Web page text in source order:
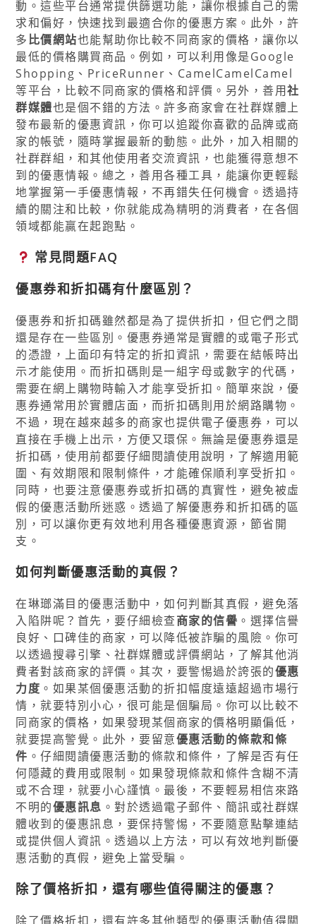
動。這些平台通常提供篩選功能，讓你根據自己的需
求和偏好，快速找到最適合你的優惠方案。此外，許
多比價網站也能幫助你比較不同商家的價格，讓你以
最低的價格購買商品。例如，可以利用像是Google
Shopping、PriceRunner、CamelCamelCamel
等平台，比較不同商家的價格和評價。另外，善用社
群媒體也是個不錯的方法。許多商家會在社群媒體上
發布最新的優惠資訊，你可以追蹤你喜歡的品牌或商
家的帳號，隨時掌握最新的動態。此外，加入相關的
社群群組，和其他使用者交流資訊，也能獲得意想不
到的優惠情報。總之，善用各種工具，能讓你更輕鬆
地掌握第一手優惠情報，不再錯失任何機會。透過持
續的關注和比較，你就能成為精明的消費者，在各個
領域都能贏在起跑點。
常見問題FAQ
優惠券和折扣碼有什麼區別？
優惠券和折扣碼雖然都是為了提供折扣，但它們之間
還是存在一些區別。優惠券通常是實體的或電子形式
的憑證，上面印有特定的折扣資訊，需要在結帳時出
示才能使用。而折扣碼則是一組字母或數字的代碼，
需要在網上購物時輸入才能享受折扣。簡單來說，優
惠券通常用於實體店面，而折扣碼則用於網路購物。
不過，現在越來越多的商家也提供電子優惠券，可以
直接在手機上出示，方便又環保。無論是優惠券還是
折扣碼，使用前都要仔細閱讀使用說明，了解適用範
圍、有效期限和限制條件，才能確保順利享受折扣。
同時，也要注意優惠券或折扣碼的真實性，避免被虛
假的優惠活動所迷惑。透過了解優惠券和折扣碼的區
別，可以讓你更有效地利用各種優惠資源，節省開
支。
如何判斷優惠活動的真假？
在琳瑯滿目的優惠活動中，如何判斷其真假，避免落
入陷阱呢？首先，要仔細檢查商家的信譽 。選擇信譽
良好、口碑佳的商家，可以降低被詐騙的風險。你可
以透過搜尋引擎、社群媒體或評價網站，了解其他消
費者對該商家的評價。其次，要警惕過於誇張的優惠
力度 。如果某個優惠活動的折扣幅度遠遠超過市場行
情，就要特別小心，很可能是個騙局。你可以比較不
同商家的價格，如果發現某個商家的價格明顯偏低，
就要提高警覺。此外，要留意優惠活動的條款和條
件 。仔細閱讀優惠活動的條款和條件，了解是否有任
何隱藏的費用或限制。如果發現條款和條件含糊不清
或不合理，就要小心謹慎。最後，不要輕易相信來路
不明的優惠訊息 。對於透過電子郵件、簡訊或社群媒
體收到的優惠訊息，要保持警惕，不要隨意點擊連結
或提供個人資訊。透過以上方法，可以有效地判斷優
惠活動的真假，避免上當受騙。
除了價格折扣，還有哪些值得關注的優惠？
除了價格折扣，還有許多其他類型的優惠活動值得關